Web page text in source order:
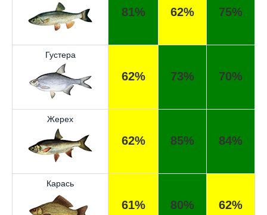
81% 62% 75%
Густера
62% 73% 70%
Жерех
62% 85% 84%
Карась
61% 80% 62%